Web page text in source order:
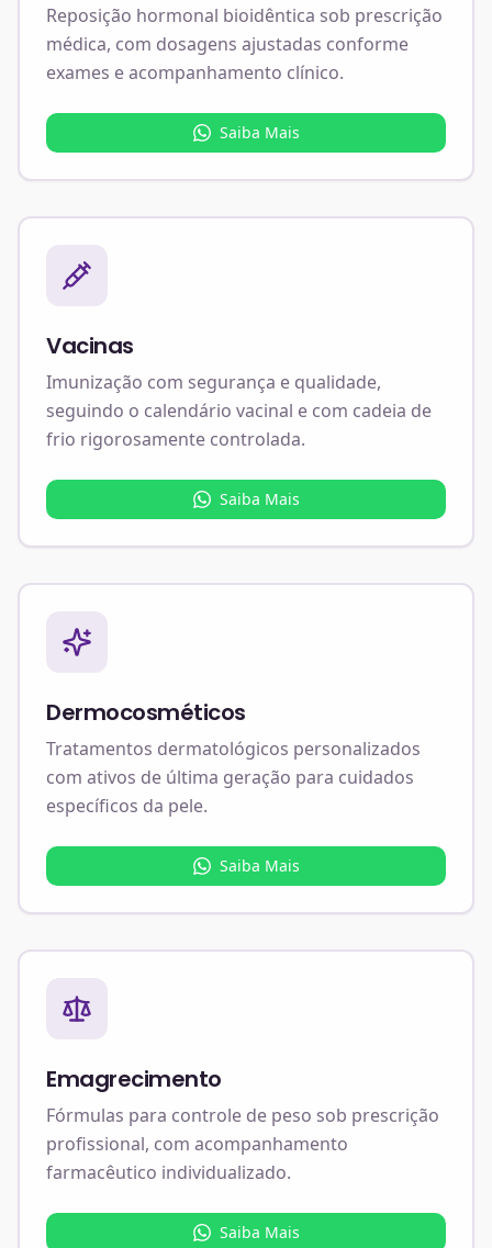
Reposição hormonal bioidêntica sob prescrição
médica, com dosagens ajustadas conforme
exames e acompanhamento clínico.
Saiba Mais
Vacinas
Imunização com segurança e qualidade,
seguindo o calendário vacinal e com cadeia de
frio rigorosamente controlada.
Saiba Mais
Dermocosméticos
Tratamentos dermatológicos personalizados
com ativos de última geração para cuidados
específicos da pele.
Saiba Mais
Emagrecimento
Fórmulas para controle de peso sob prescrição
profissional, com acompanhamento
farmacêutico individualizado.
Saiba Mais